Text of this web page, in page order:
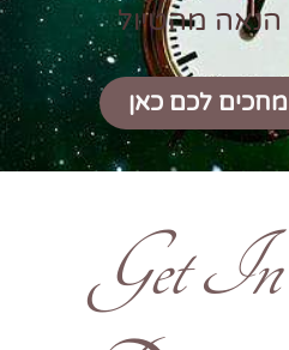
מהטיול
לכם כאן
Get In